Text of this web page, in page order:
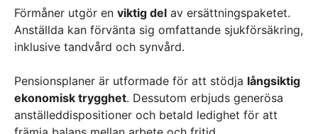
Förmåner utgör en viktig del av ersättningspaketet.
Anställda kan förvänta sig omfattande sjukförsäkring,
inklusive tandvård och synvård.
Pensionsplaner är utformade för att stödja långsiktig
ekonomisk trygghet. Dessutom erbjuds generösa
anställeddispositioner och betald ledighet för att